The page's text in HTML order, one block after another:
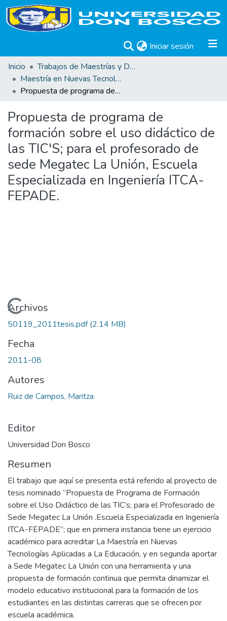
Iniciar sesión (current)
Inicio
Trabajos de Maestrías y Doctorados
Maestría en Nuevas Tecnologías Aplicadas a la Educación
Propuesta de programa de formación sobre el uso didáctico de las TIC'S; para el profesorado de sede Megatec La Unión, Escuela Especializada en Ingeniería ITCA-FEPADE.
Propuesta de programa de
formación sobre el uso didáctico de
las TIC'S; para el profesorado de
sede Megatec La Unión, Escuela
Especializada en Ingeniería ITCA-
FEPADE.
Cargando...
Archivos
50119_2011tesis.pdf(2.14 MB)
Fecha
2011-08
Autores
Ruiz de Campos, Maritza
Editor
Universidad Don Bosco
Resumen
El trabajo que aquí se presenta está referido al proyecto de
tesis nominado “Propuesta de Programa de Formación
sobre el Uso Didáctico de las TIC’s; para el Profesorado de
Sede Megatec La Unión .Escuela Especializada en Ingeniería
ITCA-FEPADE”; que en primera instancia tiene un ejercicio
académico para acreditar La Maestría en Nuevas
Tecnologías Aplicadas a La Educación, y en segunda aportar
a Sede Megatec La Unión con una herramienta y una
propuesta de formación continua que permita dinamizar el
modelo educativo institucional para la formación de los
estudiantes en las distintas carreras que se ofrecen por
escuela académica.